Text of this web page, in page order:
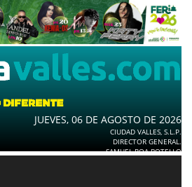
JUEVES, 06 DE AGOSTO DE 2026
CIUDAD VALLES, S.L.P.
DIRECTOR GENERAL.
SAMUEL ROA BOTELLO